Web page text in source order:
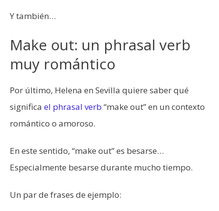
Y también…
Make out: un phrasal verb
muy romántico
Por último, Helena en Sevilla quiere saber qué
significa el phrasal verb “make out” en un contexto
romántico o amoroso.
En este sentido, “make out” es besarse…
Especialmente besarse durante mucho tiempo.
Un par de frases de ejemplo: